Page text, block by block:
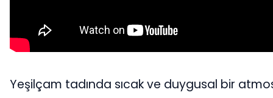
Yeşilçam tadında sıcak ve duygusal bir